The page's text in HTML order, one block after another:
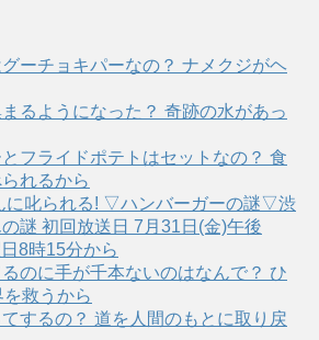
ーチョキパーなの？ ナメクジがヘ
るようになった？ 奇跡の水があっ
フライドポテトはセットなの？ 食
れるから
に叱られる! ▽ハンバーガーの謎▽渋
謎 初回放送日 7月31日(金)午後
8時15分から
のに手が千本ないのはなんで？ ひ
救うから
するの？ 道を人間のもとに取り戻